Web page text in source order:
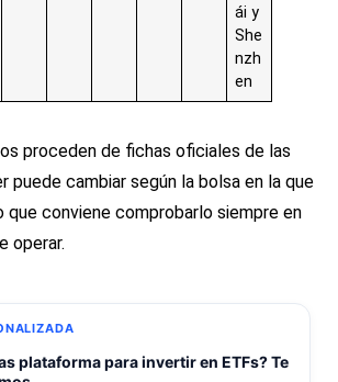
ái y
She
nzh
en
proceden de fichas oficiales de las
puede cambiar según la bolsa en la que
que conviene comprobarlo siempre en
operar.
plataforma para invertir en ETFs? Te